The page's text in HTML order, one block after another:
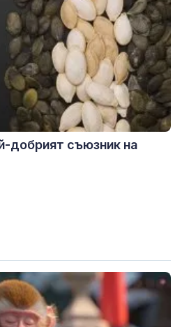
добрият съюзник на